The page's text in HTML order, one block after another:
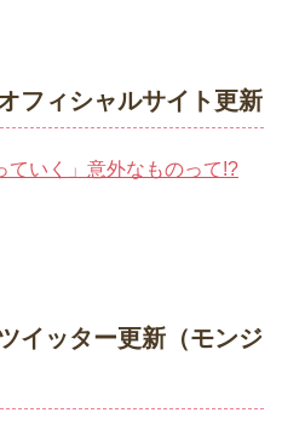
フィシャルサイト更新
ていく」意外なものって!?
イッター更新（モンジ